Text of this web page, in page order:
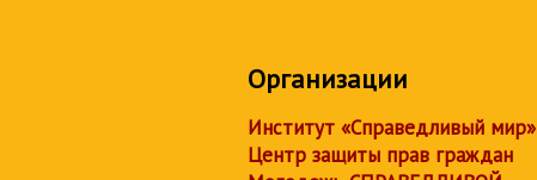
Организации
Институт «Справедливый мир»
Центр защиты прав граждан